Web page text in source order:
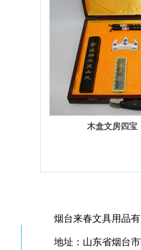
木盒文房四宝
烟台来春文具用品
地址：山东省烟台